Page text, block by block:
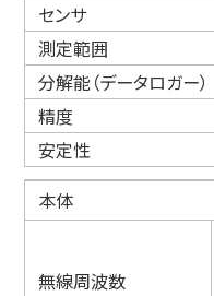
センサ
測定範囲
分解能（データロガー）
精度
安定性
本体
無線周波数